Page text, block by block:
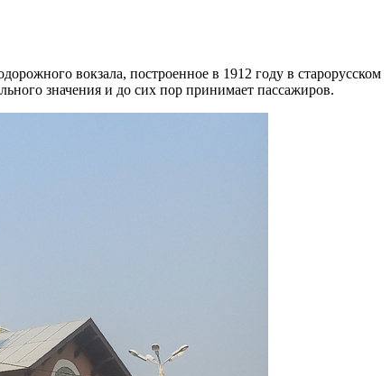
вокзала, построенное в 1912 году в старорусском
значения и до сих пор принимает пассажиров.